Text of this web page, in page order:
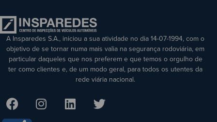
A Insparedes S.A., iniciou a sua atividade no dia 14-07-1994, com o
objetivo de se tornar numa mais valia na segurança rodoviária, em
particular daqueles que nos preferem e que temos o orgulho de
ter como clientes e, de um modo geral, para todos os utentes da
rede viária nacional.